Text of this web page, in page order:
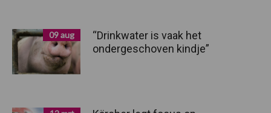
09 aug
“Drinkwater is vaak het
ondergeschoven kindje”